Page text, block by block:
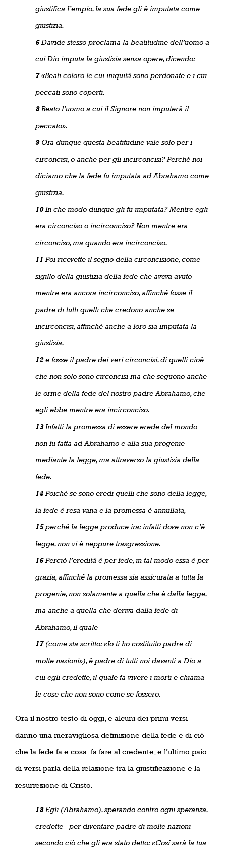
giustifica l’empio, la sua fede gli è imputata come
giustizia.
6 Davide stesso proclama la beatitudine dell’uomo a
cui Dio imputa la giustizia senza opere, dicendo:
7«Beati coloro le cui iniquità sono perdonate e i cui
peccati sono coperti.
8 Beato l’uomo a cui il Signore non imputerà il
peccato».
9 Ora dunque questa beatitudine vale solo per i
circoncisi, o anche per gli incirconcisi? Perché noi
diciamo che la fede fu imputata ad Abrahamo come
giustizia.
10 In che modo dunque gli fu imputata? Mentre egli
era circonciso o incirconciso? Non mentre era
circonciso, ma quando era incirconciso.
11 Poi ricevette il segno della circoncisione, come
sigillo della giustizia della fede che aveva avuto
mentre era ancora incirconciso, affinché fosse il
padre di tutti quelli che credono anche se
incirconcisi, affinché anche a loro sia imputata la
giustizia,
12e fosse il padre dei veri circoncisi, di quelli cioè
che non solo sono circoncisi ma che seguono anche
le orme della fede del nostro padre Abrahamo, che
egli ebbe mentre era incirconciso.
13 Infatti la promessa di essere erede del mondo
non fu fatta ad Abrahamo e alla sua progenie
mediante la legge, ma attraverso la giustizia della
fede.
14 Poiché se sono eredi quelli che sono della legge,
la fede è resa vana e la promessa è annullata,
15perché la legge produce ira; infatti dove non c’è
legge, non vi è neppure trasgressione.
16 Perciò l’eredità è per fede, in tal modo essa è per
grazia, affinché la promessa sia assicurata a tutta la
progenie, non solamente a quella che è dalla legge,
ma anche a quella che deriva dalla fede di
Abrahamo, il quale
17 (come sta scritto: «Io ti ho costituito padre di
molte nazioni»), è padre di tutti noi davanti a Dio a
cui egli credette, il quale fa vivere i morti e chiama
le cose che non sono come se fossero.
Ora il nostro testo di oggi, e alcuni dei primi versi
danno una meravigliosa definizione della fede e di ciò
che la fede fa e cosa fa fare al credente; e l’ultimo paio
di versi parla della relazione tra la giustificazione e la
resurrezione di Cristo.
18 Egli (Abrahamo), sperando contro ogni speranza,
credette
per diventare padre di molte nazioni
secondo ciò che gli era stato detto: «Cosí sarà la tua